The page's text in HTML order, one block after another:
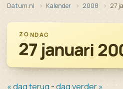
Datum.nl Kalender 2008 27
ZONDAG
27 januari
« dag terug -dag verder »